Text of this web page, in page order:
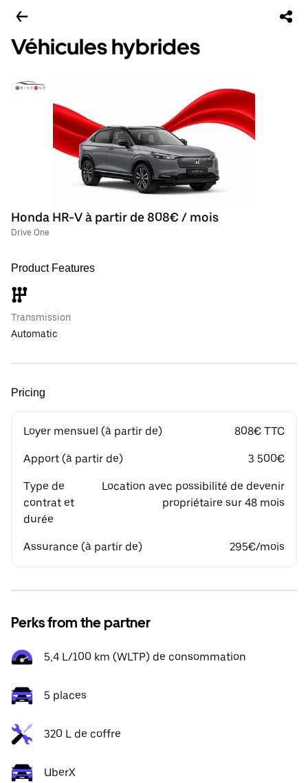
Véhicules hybrides
Honda HR-V à partir de 808€ / mois
Drive One
Product Features
Transmission
Automatic
Pricing
Loyer mensuel (à partir de) 808€ TTC
Apport (à partir de) 3 500€
Type de
contrat et
durée
Location avec possibilité de devenir
propriétaire sur 48 mois
Assurance (à partir de) 295€/mois
Perks from the partner
5,4 L/100 km (WLTP) de consommation
5 places
320 L de coffre
UberX